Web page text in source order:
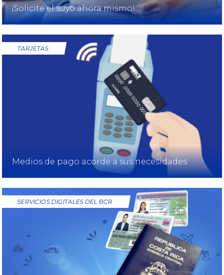
¡Solicite el suyo ahora mismo!
TARJETAS
Medios de pago acorde a sus necesidades
SERVICIOS DIGITALES DEL BCR